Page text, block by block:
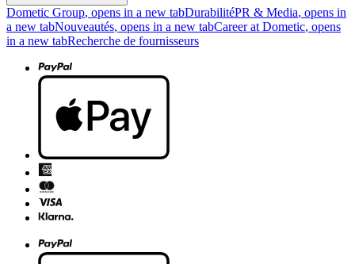
Dometic Group, opens in a new tabDurabilitéPR & Media, opens in
a new tabNouveautés, opens in a new tabCareer at Dometic, opens
in a new tabRecherche de fournisseurs